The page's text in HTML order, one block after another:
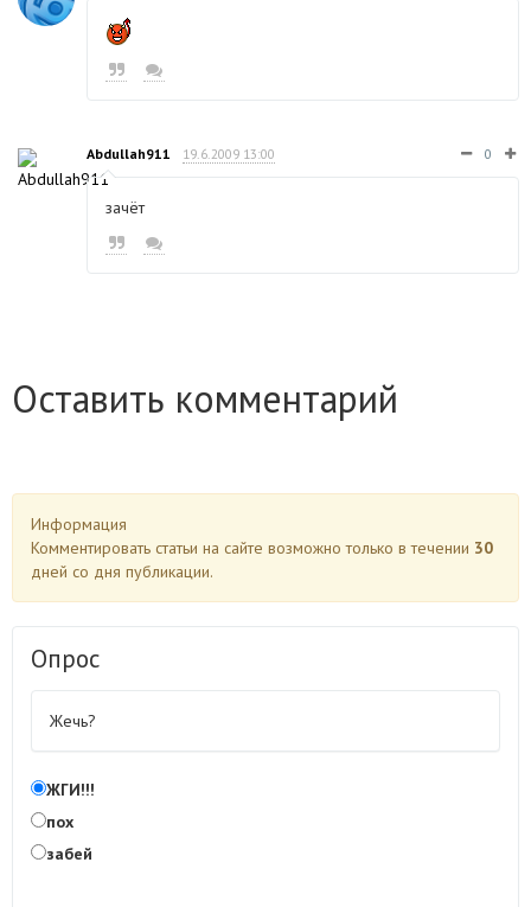
Abdullah911 19.6.2009 13:00 0
зачёт
Оставить комментарий
Информация
Комментировать статьи на сайте возможно только в течении 30
дней со дня публикации.
Опрос
Жечь?
ЖГИ!!!
пох
забей